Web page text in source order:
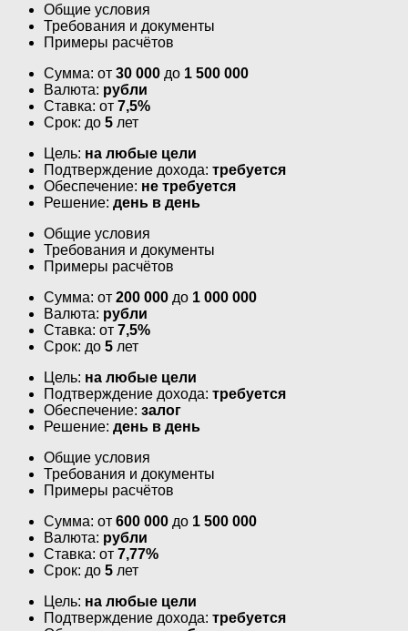
Общие условия
Требования и документы
Примеры расчётов
Сумма: от 30 000 до 1 500 000
Валюта: рубли
Ставка: от 7,5%
Срок: до 5 лет
Цель: на любые цели
Подтверждение дохода: требуется
Обеспечение: не требуется
Решение: день в день
Общие условия
Требования и документы
Примеры расчётов
Сумма: от 200 000 до 1 000 000
Валюта: рубли
Ставка: от 7,5%
Срок: до 5 лет
Цель: на любые цели
Подтверждение дохода: требуется
Обеспечение: залог
Решение: день в день
Общие условия
Требования и документы
Примеры расчётов
Сумма: от 600 000 до 1 500 000
Валюта: рубли
Ставка: от 7,77%
Срок: до 5 лет
Цель: на любые цели
Подтверждение дохода: требуется